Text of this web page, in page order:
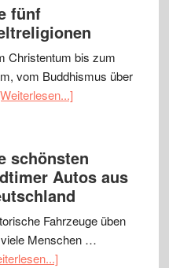
fünf
Christentum bis zum
vom Buddhismus über
schönsten
Autos aus
Fahrzeuge üben
Menschen …